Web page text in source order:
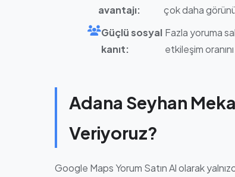
avantajı:
çok daha
Güçlü sosyal
kanıt:
Fazla yoruma
etkileşim
Adana Seyhan
Veriyoruz?
Google Maps Yorum Satın Al olarak